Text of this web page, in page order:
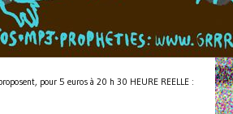
pour 5 euros à 20 h 30 HEURE REELLE :